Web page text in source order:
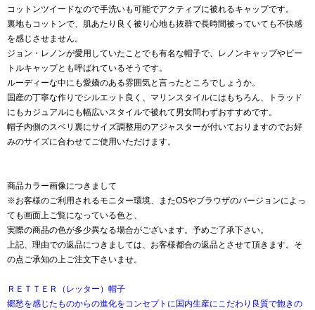
コットンツイードなので手洗いも可能でアクティブに被れるキャップです。
裏地もコットンで、肌あたり良く被り心地も抜群で長時間被っていても不快感
を感じさせません。
ジョン・レノンが愛用していたことでも有名な帽子で、レノンキャップやビー
トルキャップとも呼ばれているそうです。
ルーディーな中にも愛嬌のある雰囲気と言ったところでしょうか。
国産の丁寧な作りでシルエット良く、マリンスタイルにはもちろん、トラッド
にもカジュアルにも幅広いスタイルで被れて男女問わずおすすめです。
帽子内側のスベリ裏にサイズ調整用のアジャスターが付いておりますのでお好
みのサイズに合わせてご使用いただけます。
商品カラー画像につきまして
※お客様のご利用されるモニター環境、またOSやブラウザのバージョンによっ
ても画面上ご覧になっている色と、
実際の商品の色が多少異なる場合がございます。予めご了承下さい。
上記、理由での返品につきましては、お客様都合の返品とさせて頂きます。そ
の点ご承知の上ご注文下さいませ。
ＲＥＴＴＥＲ（レッター）帽子
郷愁を感じたものからの進化をコンセプトに国内生産にこだわり良質で飽きの